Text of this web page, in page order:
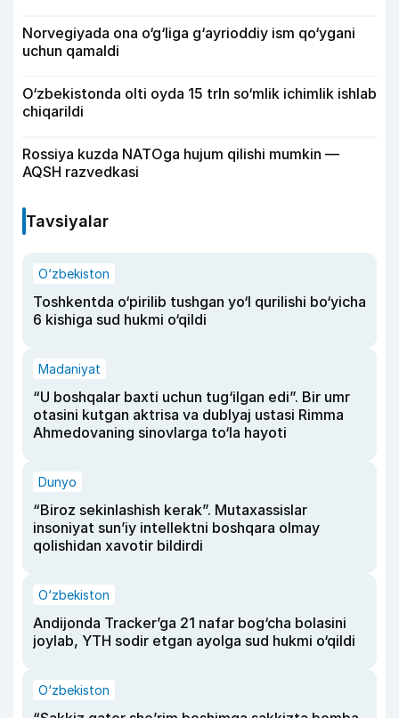
Norvegiyada ona o‘g‘liga g‘ayrioddiy ism qo‘ygani
uchun qamaldi
O‘zbekistonda olti oyda 15 trln so‘mlik ichimlik ishlab
chiqarildi
Rossiya kuzda NATOga hujum qilishi mumkin —
AQSH razvedkasi
Tavsiyalar
O‘zbekiston
Toshkentda o‘pirilib tushgan yo‘l qurilishi bo‘yicha
6 kishiga sud hukmi o‘qildi
Madaniyat
“U boshqalar baxti uchun tug‘ilgan edi”. Bir umr
otasini kutgan aktrisa va dublyaj ustasi Rimma
Ahmedovaning sinovlarga to‘la hayoti
Dunyo
“Biroz sekinlashish kerak”. Mutaxassislar
insoniyat sun’iy intellektni boshqara olmay
qolishidan xavotir bildirdi
O‘zbekiston
Andijonda Tracker’ga 21 nafar bog‘cha bolasini
joylab, YTH sodir etgan ayolga sud hukmi o‘qildi
O‘zbekiston